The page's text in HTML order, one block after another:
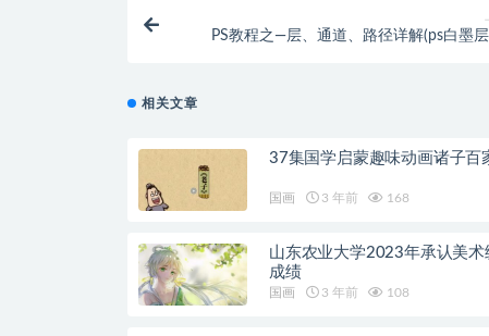
PS教程之—层、通道、路径详解(ps白墨
相关文章
37集国学启蒙趣味动画诸子百
国画 3 年前 168
山东农业大学2023年承认美术
成绩
国画 3 年前 108